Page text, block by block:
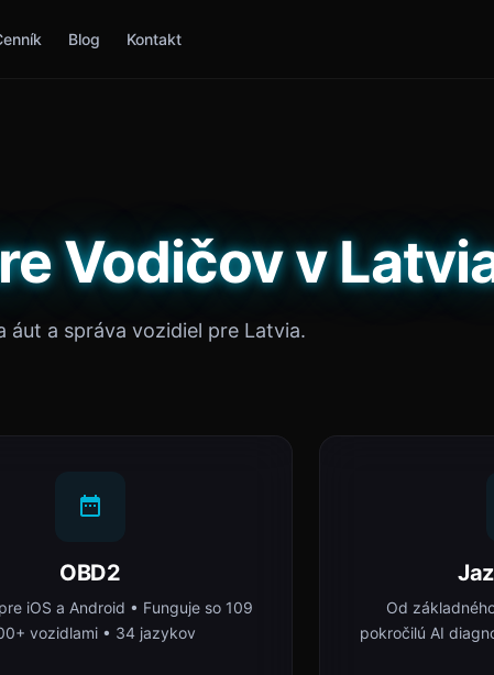
Blog Kontakt
Vodičov v
áut a správa vozidiel pre Latvia.
OBD2
iOS a Android • Funguje so 109
vozidlami • 34 jazykov
Od
pokročilú AI